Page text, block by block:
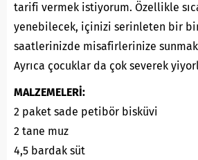
tarifi vermek istiyorum. Özellikle
yenebilecek, içinizi serinleten bir
saatlerinizde misafirlerinize
Ayrıca çocuklar da çok severek
MALZEMELERİ:
2 paket sade petibör bisküvi
2 tane muz
4,5 bardak süt